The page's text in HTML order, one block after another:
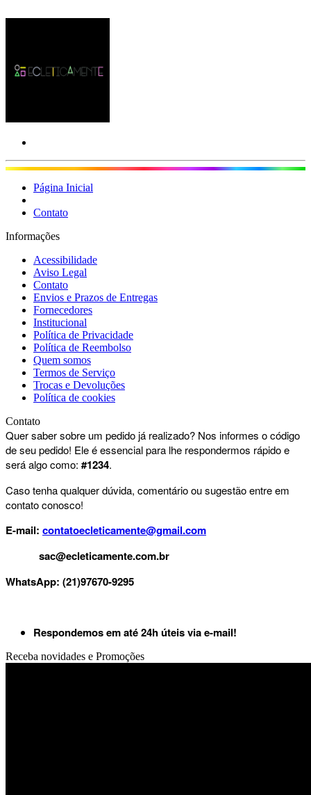
Página Inicial
Contato
Informações
Acessibilidade
Aviso Legal
Contato
Envios e Prazos de Entregas
Fornecedores
Institucional
Política de Privacidade
Política de Reembolso
Quem somos
Termos de Serviço
Trocas e Devoluções
Política de cookies
Contato
Quer saber sobre um pedido já realizado? Nos informes o código
de seu pedido! Ele é essencial para lhe respondermos rápido e
será algo como: #1234.
Caso tenha qualquer dúvida, comentário ou sugestão entre em
contato conosco!
E-mail: contatoecleticamente@gmail.com
sac@ecleticamente.com.br
WhatsApp: (21)97670-9295
Respondemos em até 24h úteis via e-mail!
Receba novidades e Promoções